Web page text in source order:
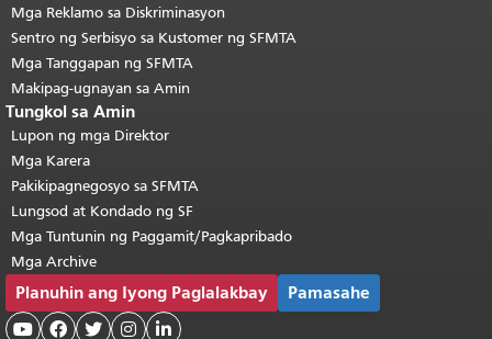
Mga Reklamo sa Diskriminasyon
Sentro ng Serbisyo sa Kustomer ng SFMTA
Mga Tanggapan ng SFMTA
Makipag-ugnayan sa Amin
Tungkol sa Amin
Lupon ng mga Direktor
Mga Karera
Pakikipagnegosyo sa SFMTA
Lungsod at Kondado ng SF
Mga Tuntunin ng Paggamit/Pagkapribado
Mga Archive
Planuhin ang Iyong Paglalakbay Pamasahe
    